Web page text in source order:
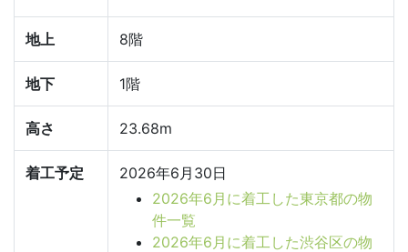
地上 8階
地下 1階
高さ 23.68m
着工予定
2026年6月30日
2026年6月に着工した東京都の物
件一覧
2026年6月に着工した渋谷区の物